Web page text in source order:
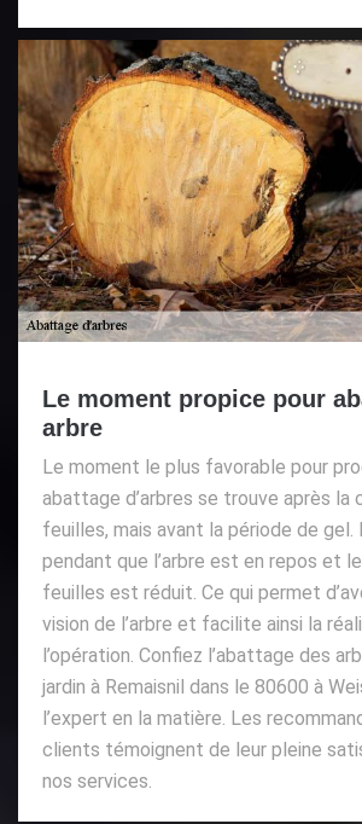
Le moment propice pour
arbre
Le moment le plus favorable pour
abattage d’arbres se trouve après la
feuilles, mais avant la période de
pendant que l’arbre est en repos et
feuilles est réduit. Ce qui permet
vision de l’arbre et facilite ainsi la
l’opération. Confiez l’abattage des
jardin à Remaisnil dans le 80600 à
l’expert en la matière. Les
clients témoignent de leur pleine
nos services.